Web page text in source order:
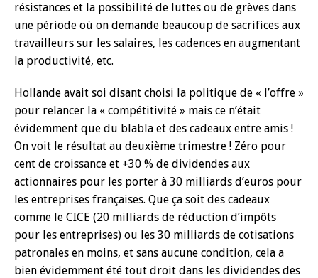
résistances et la possibilité de luttes ou de grèves dans
une période où on demande beaucoup de sacrifices aux
travailleurs sur les salaires, les cadences en augmentant
la productivité, etc.
Hollande avait soi disant choisi la politique de « l’offre »
pour relancer la « compétitivité » mais ce n’était
évidemment que du blabla et des cadeaux entre amis !
On voit le résultat au deuxième trimestre ! Zéro pour
cent de croissance et +30 % de dividendes aux
actionnaires pour les porter à 30 milliards d’euros pour
les entreprises françaises. Que ça soit des cadeaux
comme le CICE (20 milliards de réduction d’impôts
pour les entreprises) ou les 30 milliards de cotisations
patronales en moins, et sans aucune condition, cela a
bien évidemment été tout droit dans les dividendes des